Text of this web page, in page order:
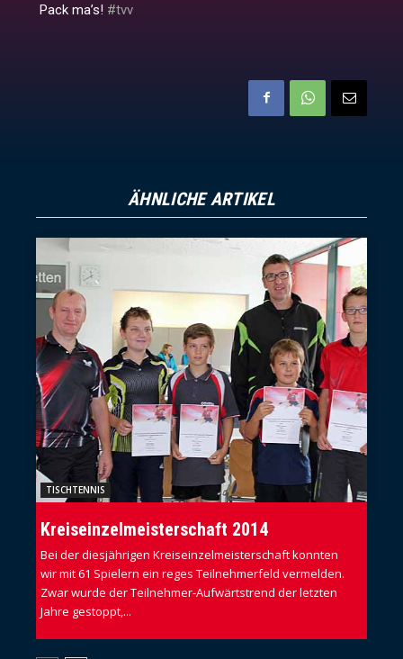
Pack ma’s! #tvv️
ÄHNLICHE ARTIKEL
TISCHTENNIS
Kreiseinzelmeisterschaft 2014
Bei der diesjährigen Kreiseinzelmeisterschaft konnten
wir mit 61 Spielern ein reges Teilnehmerfeld vermelden.
Zwar wurde der Teilnehmer-Aufwärtstrend der letzten
Jahre gestoppt,...